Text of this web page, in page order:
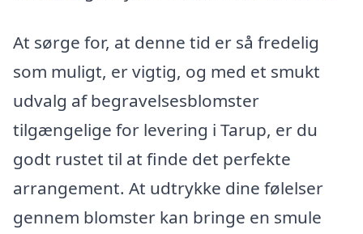
At sørge for, at denne tid er så fredelig
som muligt, er vigtig, og med et smukt
udvalg af begravelsesblomster
tilgængelige for levering i Tarup, er du
godt rustet til at finde det perfekte
arrangement. At udtrykke dine følelser
gennem blomster kan bringe en smule